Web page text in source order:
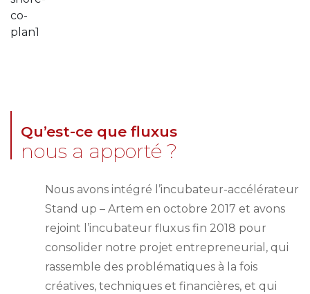
Qu’est-ce que fluxus
nous a apporté ?
Nous avons intégré l’incubateur-accélérateur
Stand up – Artem en octobre 2017 et avons
rejoint l’incubateur fluxus fin 2018 pour
consolider notre projet entrepreneurial, qui
rassemble des problématiques à la fois
créatives, techniques et financières, et qui